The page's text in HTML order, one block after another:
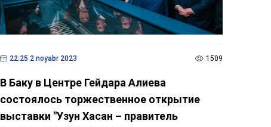
22:25 2 noyabr 2023 1509
В Баку в Центре Гейдара Алиева
состоялось торжественное открытие
выставки "Узун Хасан – правитель